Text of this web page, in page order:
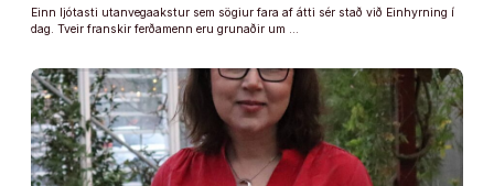
Einn ljótasti utanvegaakstur sem sögiur fara af átti sér stað við Einhyrning í
dag. Tveir franskir ferðamenn eru grunaðir um …